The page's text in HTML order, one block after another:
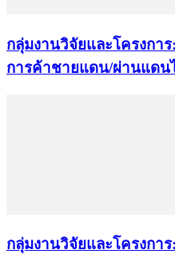
กลุ่มงานวิจัยและโครงกา
การค้าชายแดน/ผ่านแดน
กลุ่มงานวิจัยและโครงกา